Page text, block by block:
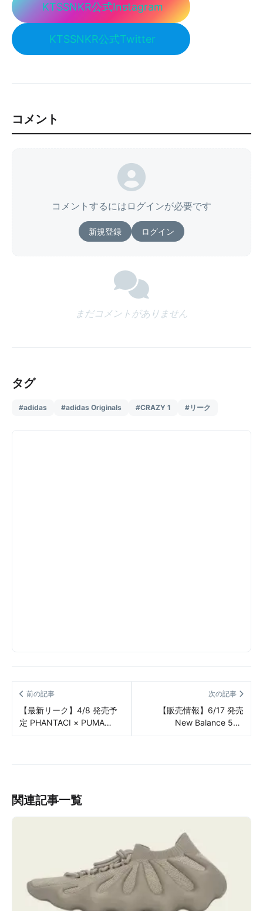
KTSSNKR公式Instagram
KTSSNKR公式Twitter
コメント
コメントするにはログインが必要です
新規登録 ログイン
まだコメントがありません
タグ
#adidas #adidas Originals #CRAZY 1 #リーク
前の記事
【最新リーク】4/8 発売予
定 PHANTACI × PUMA
次の記事
【販売情報】6/17 発売
New Balance 580
関連記事一覧